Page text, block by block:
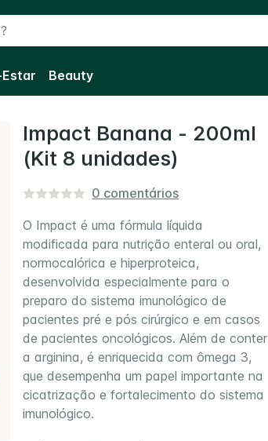
Estar Beauty
Impact Banana - 200ml
(Kit 8 unidades)
0 comentários
O Impact é uma fórmula líquida
modificada para nutrição enteral ou oral,
normocalórica e hiperproteica,
desenvolvida especialmente para o
preparo do sistema imunológico de
pacientes pré e pós cirúrgico e em casos
de pacientes oncológicos. Além de conter
a arginina, é enriquecida com ômega 3,
que desempenha um papel importante na
cicatrização e fortalecimento do sistema
imunológico.